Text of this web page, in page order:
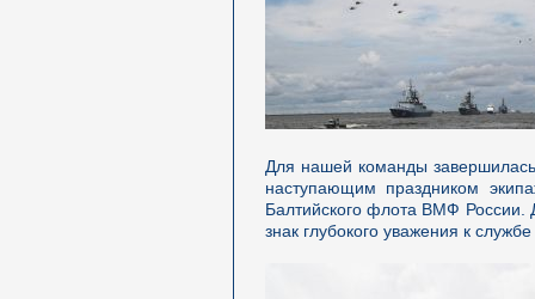
Для нашей команды
наступающим праздником
Балтийского флота ВМФ России.
знак глубокого уважения к